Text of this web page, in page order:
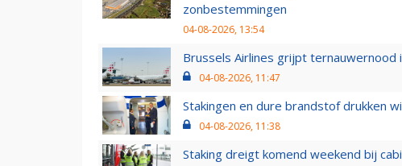
zonbestemmingen
04-08-2026, 13:54
Brussels Airlines grijpt
04-08-2026, 11:47
Stakingen en dure brandstof drukken
04-08-2026, 11:38
Staking dreigt komend weekend bij